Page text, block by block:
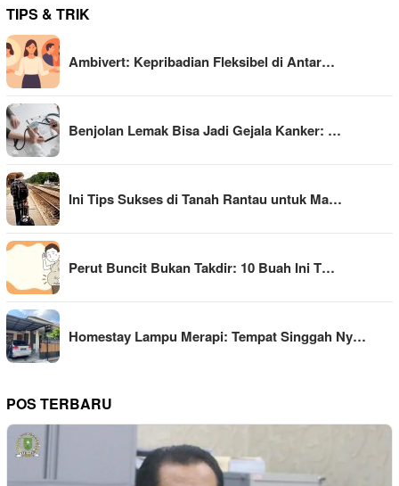
TIPS & TRIK
Ambivert: Kepribadian Fleksibel di Antar…
Benjolan Lemak Bisa Jadi Gejala Kanker: …
Ini Tips Sukses di Tanah Rantau untuk Ma…
Perut Buncit Bukan Takdir: 10 Buah Ini T…
Homestay Lampu Merapi: Tempat Singgah Ny…
POS TERBARU